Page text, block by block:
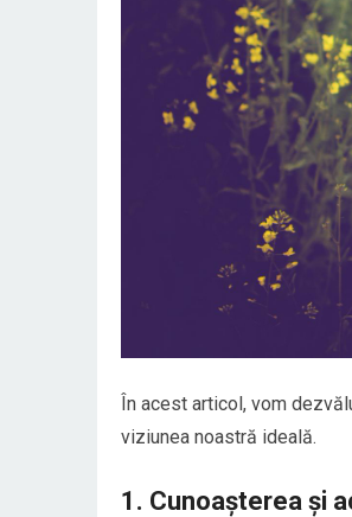
În acest articol, vom
viziunea noastră ideală.
1. Cunoașterea și